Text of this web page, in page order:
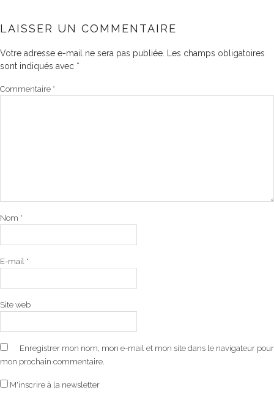
LAISSER UN COMMENTAIRE
Votre adresse e-mail ne sera pas publiée.
Les champs obligatoires
sont indiqués avec *
Commentaire *
Nom *
E-mail *
Site web
Enregistrer mon nom, mon e-mail et mon site dans le navigateur pour
mon prochain commentaire.
M'inscrire à la newsletter